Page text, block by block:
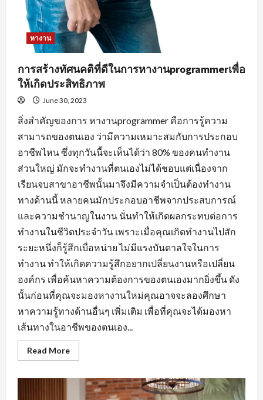
หางาน
การสร้างทัศนคติที่ดีในการหางานprogrammerเพื่อ
ให้เกิดประสิทธิภาพ
June 30, 2023
สิ่งสำคัญของการ หางานprogrammer คือการรู้ความ
สามารถของตนเอง ว่ามีความเหมาะสมกับการประกอบ
อาชีพไหน ซึ่งทุกวันนี้จะเห็นได้ว่า 80% ของคนทำงาน
ส่วนใหญ่ มักจะทำงานที่ตนเองไม่ได้ชอบแต่เนื่องจาก
เรียนจบสาขาอาชีพนั้นมาจึงมีความจำเป็นต้องทำงาน
ทางด้านนี้ หลายคนมักประกอบอาชีพจากประสบการณ์
และความชำนาญในงาน นั่นทำให้เกิดผลกระทบต่อการ
ทำงานในชีวิตประจำวัน เพราะเมื่อคุณเกิดทำงานไปสัก
ระยะหนึ่งก็รู้สึกเบื่อหน่าย ไม่มีแรงบันดาลใจในการ
ทำงาน ทำให้เกิดความรู้สึกอยากเปลี่ยนงานหรือเปลี่ยน
องค์กร เพื่อค้นหาความต้องการของตนเองมากยิ่งขึ้น ดัง
นั้นก่อนที่คุณจะมองหางานใหม่คุณอาจจะลองศึกษา
หาความรู้ทางด้านอื่นๆ เพิ่มเติม เพื่อที่คุณจะได้มองหา
เส้นทางในอาชีพของตนเอง...
Read MoreRead
more
สร้าง
ทัศนคติ